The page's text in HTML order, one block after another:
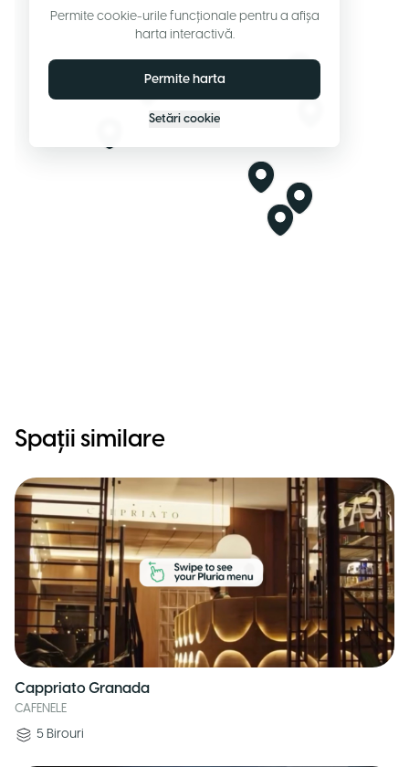
Permite cookie-urile funcționale pentru a afișa
harta interactivă.
Permite harta
Setări cookie
Spații similare
Cappriato Granada
CAFENELE
5 Birouri